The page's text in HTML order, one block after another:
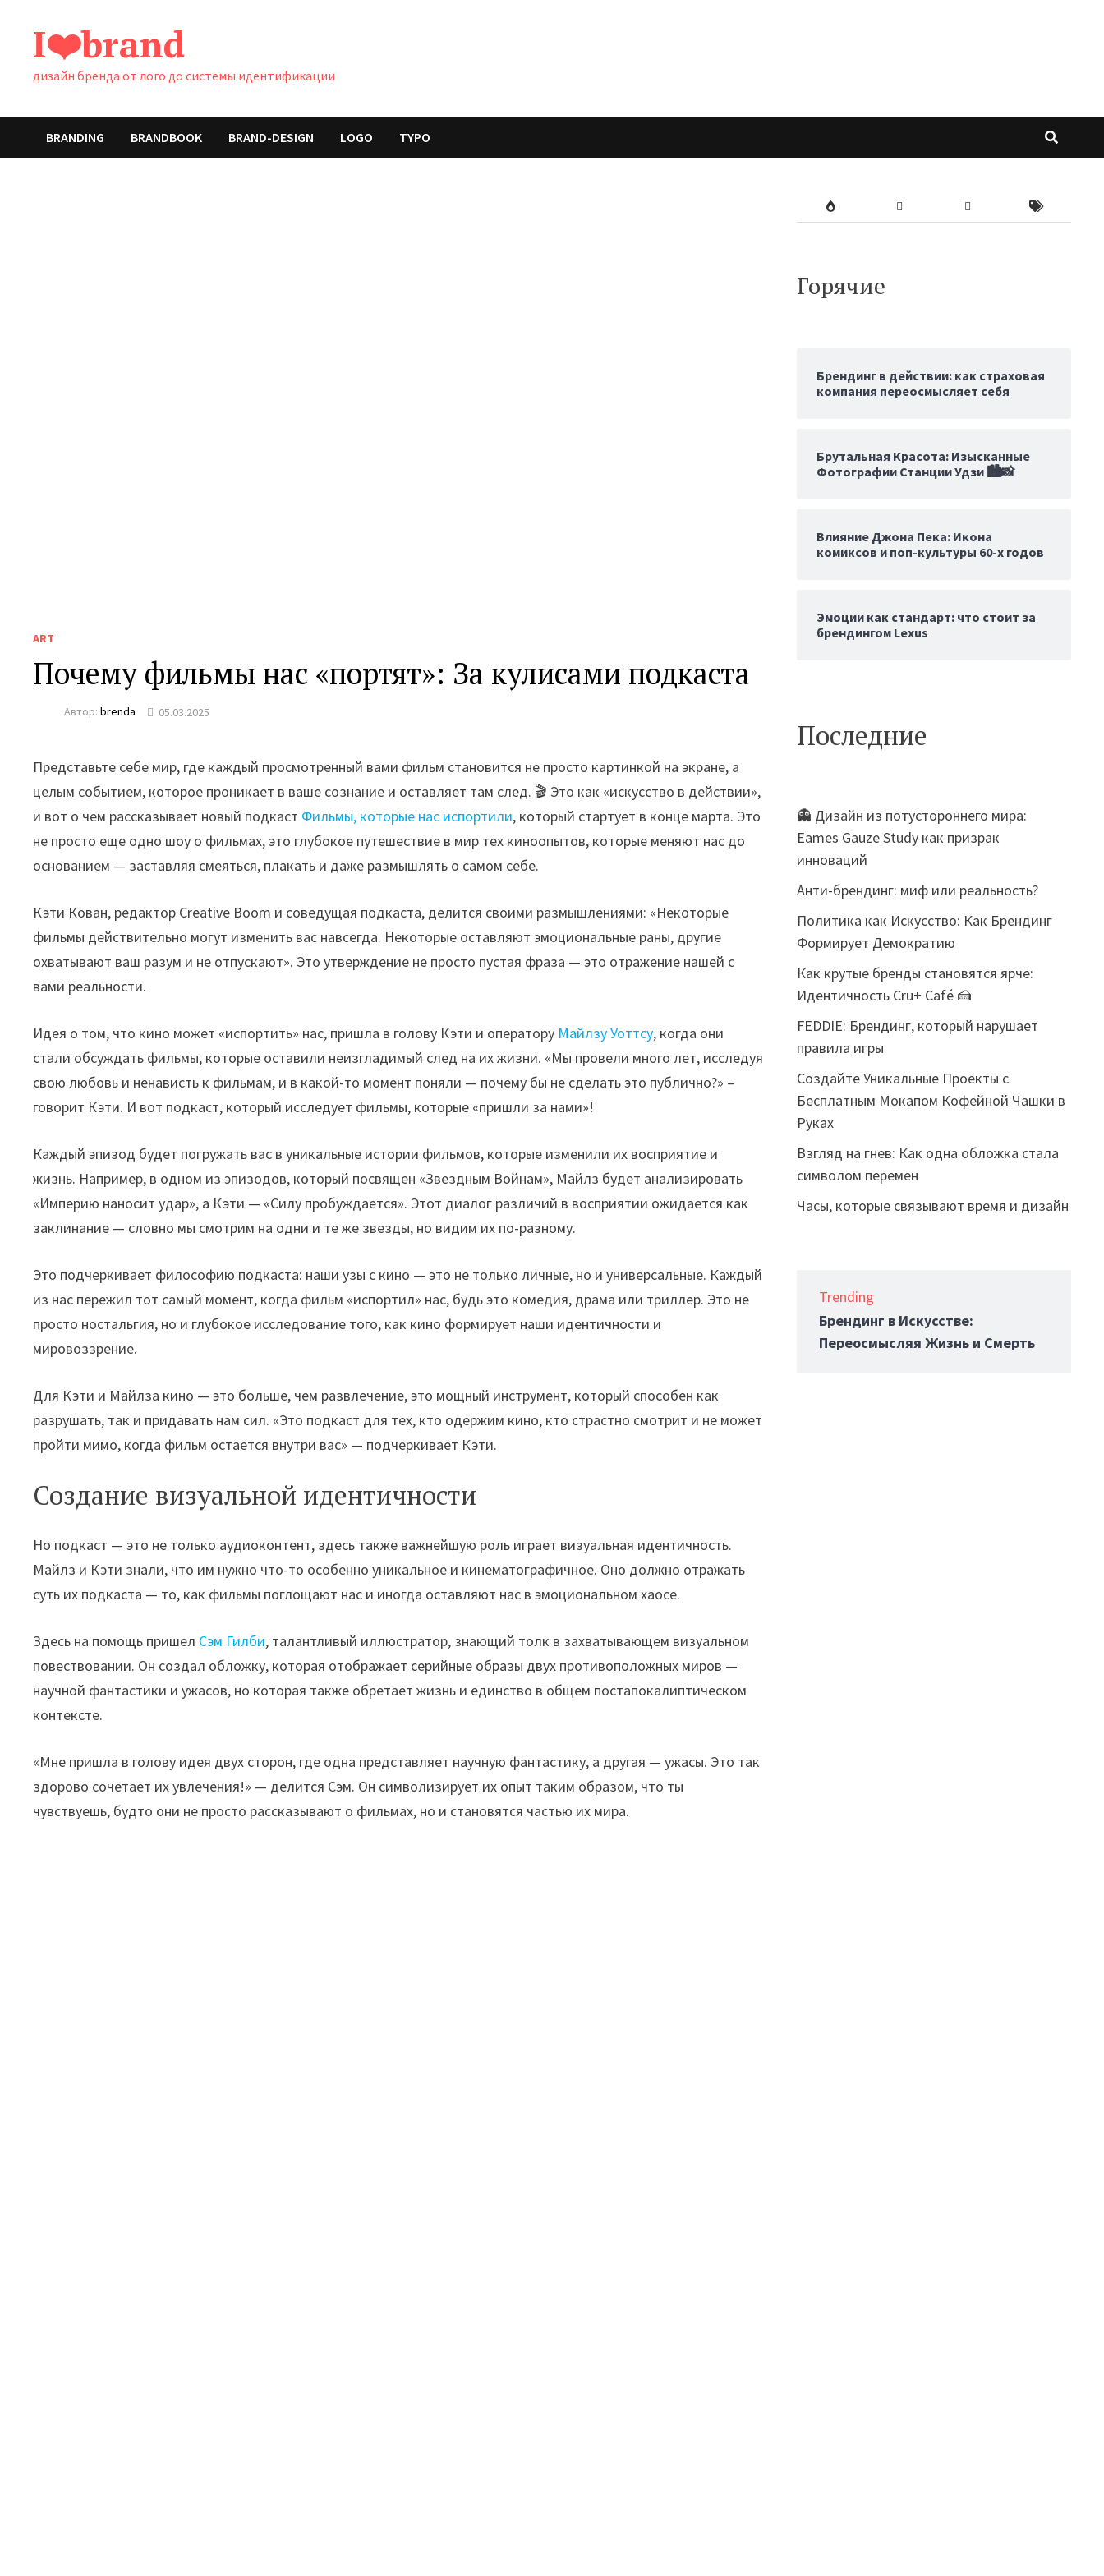
содержимому
I❤️brand
дизайн бренда от лого до системы идентификации
BRANDING BRANDBOOK BRAND-DESIGN LOGO TYPO
ART
Почему фильмы нас «портят»: За кулисами подкаста
Автор:brenda 05.03.2025
Представьте себе мир, где каждый просмотренный вами фильм становится не просто картинкой на экране, а
целым событием, которое проникает в ваше сознание и оставляет там след. 🎬 Это как «искусство в действии»,
и вот о чем рассказывает новый подкаст Фильмы, которые нас испортили, который стартует в конце марта. Это
не просто еще одно шоу о фильмах, это глубокое путешествие в мир тех киноопытов, которые меняют нас до
основанием — заставляя смеяться, плакать и даже размышлять о самом себе.
Кэти Кован, редактор Creative Boom и соведущая подкаста, делится своими размышлениями: «Некоторые
фильмы действительно могут изменить вас навсегда. Некоторые оставляют эмоциональные раны, другие
охватывают ваш разум и не отпускают». Это утверждение не просто пустая фраза — это отражение нашей с
вами реальности.
Идея о том, что кино может «испортить» нас, пришла в голову Кэти и оператору Майлзу Уоттсу, когда они
стали обсуждать фильмы, которые оставили неизгладимый след на их жизни. «Мы провели много лет, исследуя
свою любовь и ненависть к фильмам, и в какой-то момент поняли — почему бы не сделать это публично?» –
говорит Кэти. И вот подкаст, который исследует фильмы, которые «пришли за нами»!
Каждый эпизод будет погружать вас в уникальные истории фильмов, которые изменили их восприятие и
жизнь. Например, в одном из эпизодов, который посвящен «Звездным Войнам», Майлз будет анализировать
«Империю наносит удар», а Кэти — «Силу пробуждается». Этот диалог различий в восприятии ожидается как
заклинание — словно мы смотрим на одни и те же звезды, но видим их по-разному.
Это подчеркивает философию подкаста: наши узы с кино — это не только личные, но и универсальные. Каждый
из нас пережил тот самый момент, когда фильм «испортил» нас, будь это комедия, драма или триллер. Это не
просто ностальгия, но и глубокое исследование того, как кино формирует наши идентичности и
мировоззрение.
Для Кэти и Майлза кино — это больше, чем развлечение, это мощный инструмент, который способен как
разрушать, так и придавать нам сил. «Это подкаст для тех, кто одержим кино, кто страстно смотрит и не может
пройти мимо, когда фильм остается внутри вас» — подчеркивает Кэти.
Создание визуальной идентичности
Но подкаст — это не только аудиоконтент, здесь также важнейшую роль играет визуальная идентичность.
Майлз и Кэти знали, что им нужно что-то особенно уникальное и кинематографичное. Оно должно отражать
суть их подкаста — то, как фильмы поглощают нас и иногда оставляют нас в эмоциональном хаосе.
Здесь на помощь пришел Сэм Гилби, талантливый иллюстратор, знающий толк в захватывающем визуальном
повествовании. Он создал обложку, которая отображает серийные образы двух противоположных миров —
научной фантастики и ужасов, но которая также обретает жизнь и единство в общем постапокалиптическом
контексте.
«Мне пришла в голову идея двух сторон, где одна представляет научную фантастику, а другая — ужасы. Это так
здорово сочетает их увлечения!» — делится Сэм. Он символизирует их опыт таким образом, что ты
чувствуешь, будто они не просто рассказывают о фильмах, но и становятся частью их мира.
Горячие
Брендинг в действии: как страховая
компания переосмысляет себя
Брутальная Красота: Изысканные
Фотографии Станции Удзи 🏙️📸
Влияние Джона Пека: Икона
комиксов и поп-культуры 60-х годов
Эмоции как стандарт: что стоит за
брендингом Lexus
Последние
👻 Дизайн из потустороннего мира:
Eames Gauze Study как призрак
инноваций
Анти-брендинг: миф или реальность?
Политика как Искусство: Как Брендинг
Формирует Демократию
Как крутые бренды становятся ярче:
Идентичность Cru+ Café 🍰
FEDDIE: Брендинг, который нарушает
правила игры
Создайте Уникальные Проекты с
Бесплатным Мокапом Кофейной Чашки в
Руках
Взгляд на гнев: Как одна обложка стала
символом перемен
Часы, которые связывают время и дизайн
Trending
Брендинг в Искусстве:
Переосмысляя Жизнь и Смерть